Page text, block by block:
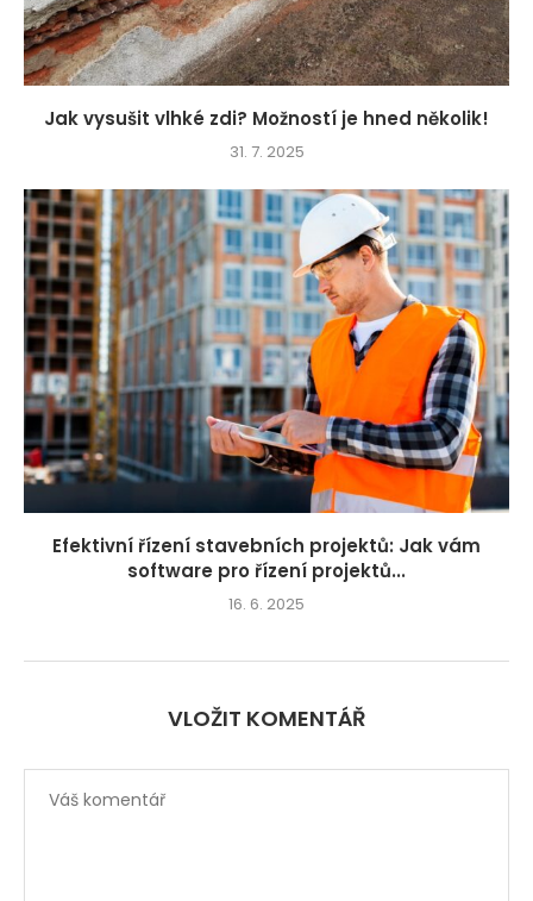
Jak vysušit vlhké zdi? Možností je hned několik!
31. 7. 2025
Efektivní řízení stavebních projektů: Jak vám
software pro řízení projektů...
16. 6. 2025
VLOŽIT KOMENTÁŘ